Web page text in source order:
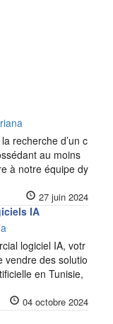
recherche d’un c
au moins
à notre équipe dy
27 juin 2024
IA
logiciel IA, votr
vendre des solutio
en Tunisie,
04 octobre 2024